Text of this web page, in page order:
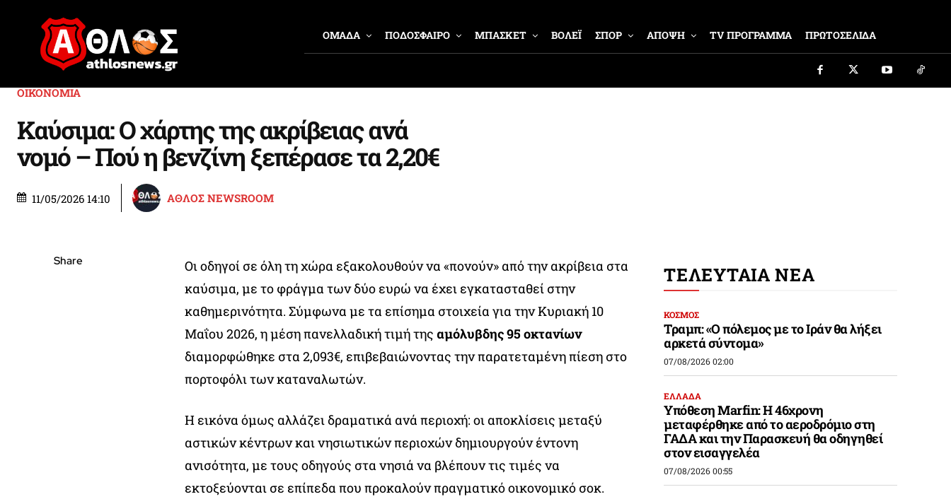
ΟΜΑΔΑ ΠΟΔΟΣΦΑΙΡΟ ΜΠΑΣΚΕΤ ΒΟΛΕΪ ΣΠΟΡ ΑΠΟΨΗ TV ΠΡΟΓΡΑΜΜΑ ΠΡΩΤΟΣΕΛΙΔΑ
ΟΙΚΟΝΟΜΙΑ
Καύσιμα: Ο χάρτης της ακρίβειας ανά
νομό – Πού η βενζίνη ξεπέρασε τα 2,20€
11/05/2026 14:10 ΑΘΛΟΣ NEWSROOM
Share
Οι οδηγοί σε όλη τη χώρα εξακολουθούν να «πονούν» από την ακρίβεια στα
καύσιμα, με το φράγμα των δύο ευρώ να έχει εγκατασταθεί στην
καθημερινότητα. Σύμφωνα με τα επίσημα στοιχεία για την Κυριακή 10
Μαΐου 2026, η μέση πανελλαδική τιμή της αμόλυβδης 95 οκτανίων
διαμορφώθηκε στα 2,093€, επιβεβαιώνοντας την παρατεταμένη πίεση στο
πορτοφόλι των καταναλωτών.
Η εικόνα όμως αλλάζει δραματικά ανά περιοχή: οι αποκλίσεις μεταξύ
αστικών κέντρων και νησιωτικών περιοχών δημιουργούν έντονη
ανισότητα, με τους οδηγούς στα νησιά να βλέπουν τις τιμές να
εκτοξεύονται σε επίπεδα που προκαλούν πραγματικό οικονομικό σοκ.
ΤΕΛΕΥΤΑΙΑ ΝΕΑ
ΚΟΣΜΟΣ
Τραμπ: «Ο πόλεμος με το Ιράν θα λήξει
αρκετά σύντομα»
07/08/2026 02:00
ΕΛΛΑΔΑ
Υπόθεση Marfin: Η 46χρονη
μεταφέρθηκε από το αεροδρόμιο στη
ΓΑΔΑ και την Παρασκευή θα οδηγηθεί
στον εισαγγελέα
07/08/2026 00:55